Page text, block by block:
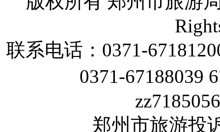
联系电话： 0371-
0371-67188039
郑州市旅游投